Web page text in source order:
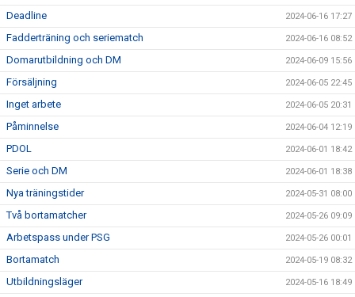
Deadline 2024-06-16 17:27
Fadderträning och seriematch 2024-06-16 08:52
Domarutbildning och DM 2024-06-09 15:56
Försäljning 2024-06-05 22:45
Inget arbete 2024-06-05 20:31
Påminnelse 2024-06-04 12:19
PDOL 2024-06-01 18:42
Serie och DM 2024-06-01 18:38
Nya träningstider 2024-05-31 08:00
Två bortamatcher 2024-05-26 09:09
Arbetspass under PSG 2024-05-26 00:01
Bortamatch 2024-05-19 08:32
Utbildningsläger 2024-05-16 18:49